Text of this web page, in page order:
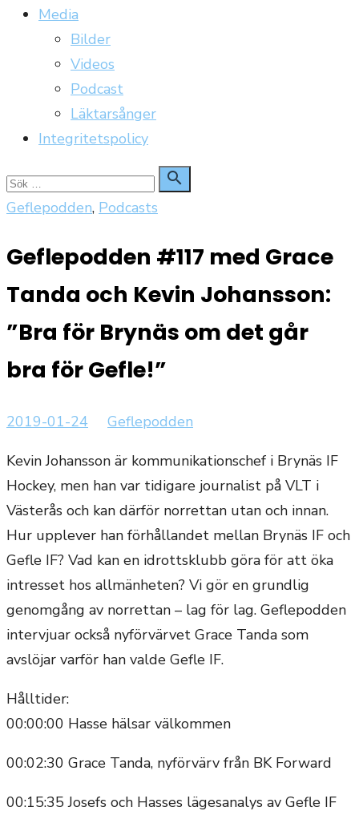
Media
Bilder
Videos
Podcast
Läktarsånger
Integritetspolicy
Sök
för:

Sök
Geflepodden, Podcasts
Geflepodden #117 med Grace
Tanda och Kevin Johansson:
”Bra för Brynäs om det går
bra för Gefle!”
Publicerat
2019-01-24 Författare
Geflepodden
Kevin Johansson är kommunikationschef i Brynäs IF
Hockey, men han var tidigare journalist på VLT i
Västerås och kan därför norrettan utan och innan.
Hur upplever han förhållandet mellan Brynäs IF och
Gefle IF? Vad kan en idrottsklubb göra för att öka
intresset hos allmänheten? Vi gör en grundlig
genomgång av norrettan – lag för lag. Geflepodden
intervjuar också nyförvärvet Grace Tanda som
avslöjar varför han valde Gefle IF.
Hålltider:
00:00:00 Hasse hälsar välkommen
00:02:30 Grace Tanda, nyförvärv från BK Forward
00:15:35 Josefs och Hasses lägesanalys av Gefle IF